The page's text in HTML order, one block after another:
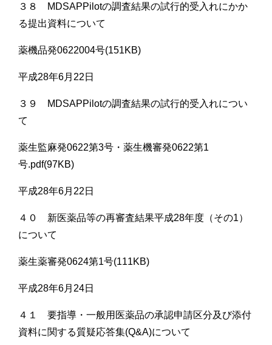
３８ MDSAPPilotの調査結果の試行的受入れにかか
る提出資料について
薬機品発0622004号(151KB)
平成28年6月22日
３９ MDSAPPilotの調査結果の試行的受入れについ
て
薬生監麻発0622第3号・薬生機審発0622第1
号.pdf(97KB)
平成28年6月22日
４０ 新医薬品等の再審査結果平成28年度（その1）
について
薬生薬審発0624第1号(111KB)
平成28年6月24日
４１ 要指導・一般用医薬品の承認申請区分及び添付
資料に関する質疑応答集(Q&A)について